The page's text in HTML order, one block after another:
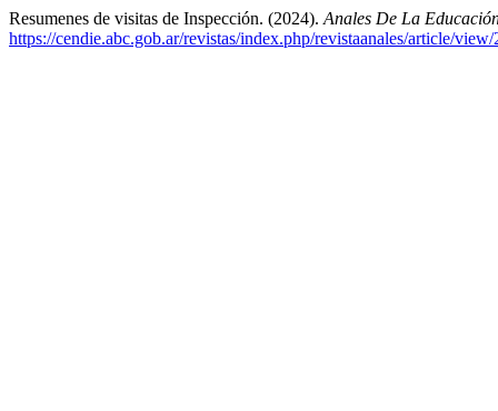
Resumenes de visitas de Inspección. (2024). Anales De La
https://cendie.abc.gob.ar/revistas/index.php/revistaanales/article/view/